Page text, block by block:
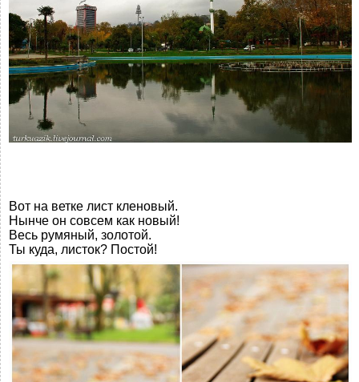
Вот на ветке лист кленовый.
Нынче он совсем как новый!
Весь румяный, золотой.
Ты куда, листок? Постой!